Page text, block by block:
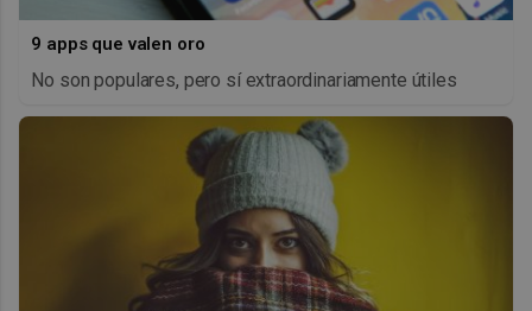
9 apps que valen oro
No son populares, pero sí extraordinariamente útiles